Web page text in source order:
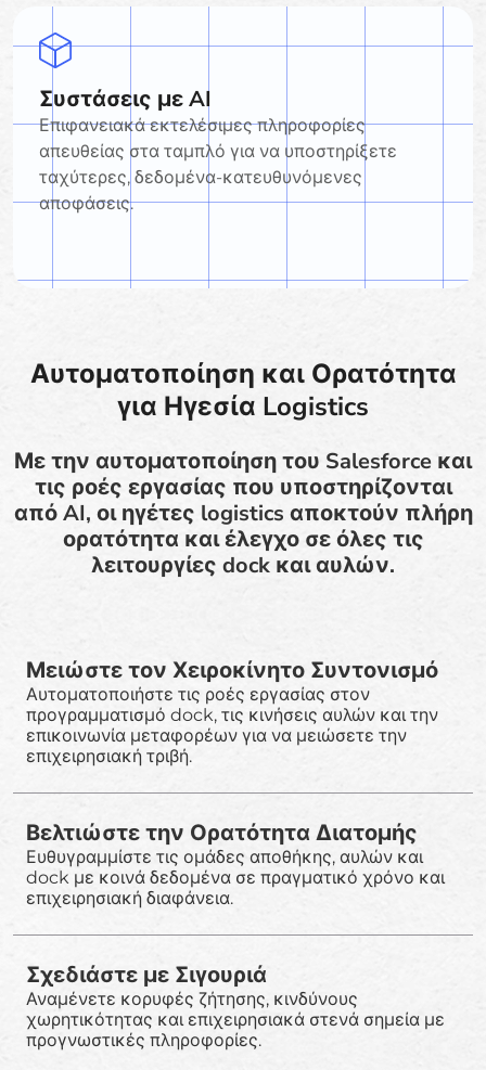
Συστάσεις με AI
Επιφανειακά εκτελέσιμες πληροφορίες
απευθείας στα ταμπλό για να υποστηρίξετε
ταχύτερες, δεδομένα-κατευθυνόμενες
αποφάσεις.
Αυτοματοποίηση και Ορατότητα
για Ηγεσία Logistics
Με την αυτοματοποίηση του Salesforce και
τις ροές εργασίας που υποστηρίζονται
από AI, οι ηγέτες logistics αποκτούν πλήρη
ορατότητα και έλεγχο σε όλες τις
λειτουργίες dock και αυλών.
Μειώστε τον Χειροκίνητο Συντονισμό
Αυτοματοποιήστε τις ροές εργασίας στον
προγραμματισμό dock, τις κινήσεις αυλών και την
επικοινωνία μεταφορέων για να μειώσετε την
επιχειρησιακή τριβή.
Βελτιώστε την Ορατότητα Διατομής
Ευθυγραμμίστε τις ομάδες αποθήκης, αυλών και
dock με κοινά δεδομένα σε πραγματικό χρόνο και
επιχειρησιακή διαφάνεια.
Σχεδιάστε με Σιγουριά
Αναμένετε κορυφές ζήτησης, κινδύνους
χωρητικότητας και επιχειρησιακά στενά σημεία με
προγνωστικές πληροφορίες.